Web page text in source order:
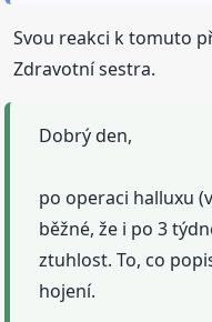
Svou reakci k tomuto
Zdravotní sestra.
Dobrý den,
po operaci halluxu
běžné, že i po 3
ztuhlost. To, co
hojení.